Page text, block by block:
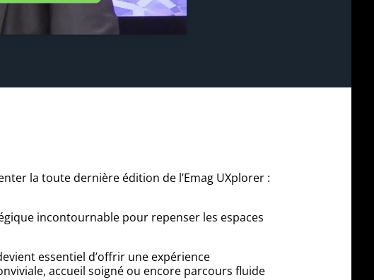
la toute dernière édition de l’Emag UXplorer :
incontournable pour repenser les espaces
essentiel d’offrir une expérience
accueil soigné ou encore parcours fluide